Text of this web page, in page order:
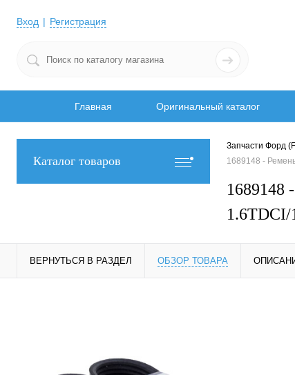
Вход Регистрация
Главная Оригинальный каталог
Каталог товаров
Запчасти Форд
1689148 -
1689148
1.6TDCI/
ВЕРНУТЬСЯ В РАЗДЕЛ ОБЗОР ТОВАРА